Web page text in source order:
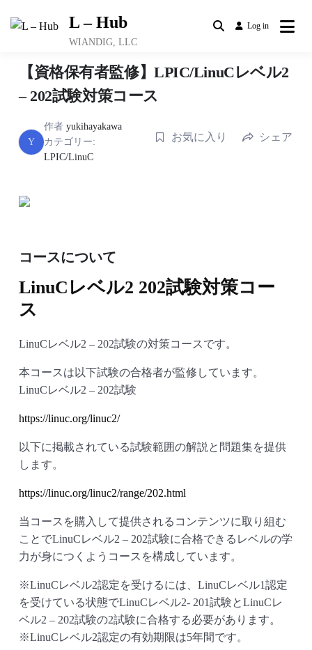
L – Hub
WIANDIG, LLC
Log in
【資格保有者監修】LPIC/LinuCレベル2
– 202試験対策コース
Y
作者 yukihayakawa
カテゴリー:
LPIC/LinuC
お気に入り シェア
コースについて
LinuCレベル2 202試験対策コー
ス
LinuCレベル2 – 202試験の対策コースです。
本コースは以下試験の合格者が監修しています。
LinuCレベル2 – 202試験
https://linuc.org/linuc2/
以下に掲載されている試験範囲の解説と問題集を提供
します。
https://linuc.org/linuc2/range/202.html
当コースを購入して提供されるコンテンツに取り組む
ことでLinuCレベル2 – 202試験に合格できるレベルの学
力が身につくようコースを構成しています。
※LinuCレベル2認定を受けるには、LinuCレベル1認定
を受けている状態でLinuCレベル2- 201試験とLinuCレ
ベル2 – 202試験の2試験に合格する必要があります。
※LinuCレベル2認定の有効期限は5年間です。